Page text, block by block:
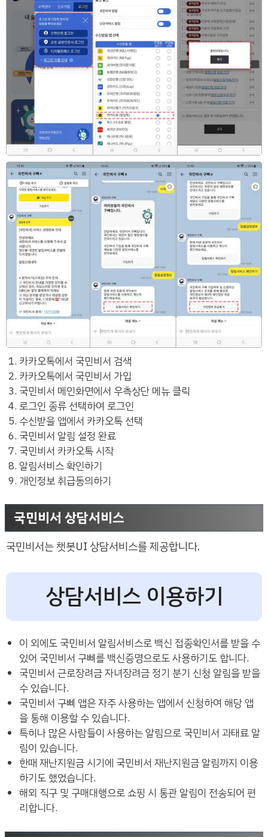
카카오톡에서 국민비서 검색
카카오톡에서 국민비서 가입
국민비서 메인화면에서 우측상단 메뉴 클릭
로그인 종류 선택하여 로그인
수신받을 앱에서 카카오톡 선택
국민비서 알림 설정 완료
국민비서 카카오톡 시작
알림서비스 확인하기
개인정보 취급동의하기
국민비서 상담서비스
국민비서는 챗봇UI 상담서비스를 제공합니다.
상담서비스 이용하기
이 외에도 국민비서 알림서비스로 백신 접종확인서를 받을 수
있어 국민비서 구삐를 백신증명으로도 사용하기도 합니다.
국민비서 근로장려금 자녀장려금 정기 분기 신청 알림을 받을
수 있습니다.
국민비서 구삐 앱은 자주 사용하는 앱에서 신청하여 해당 앱
을 통해 이용할 수 있습니다.
특히나 많은 사람들이 사용하는 알림으로 국민비서 과태료 알
림이 있습니다.
한때 재난지원금 시기에 국민비서 재난지원금 알림까지 이용
하기도 했었습니다.
해외 직구 및 구매대행으로 쇼핑 시 통관 알림이 전송되어 편
리합니다.